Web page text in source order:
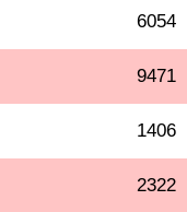
6054
9471
1406
2322